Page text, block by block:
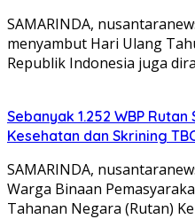
SAMARINDA,
menyambut Hari Ulang
Republik Indonesia juga
Sebanyak 1.252 WBP
Kesehatan dan Skrining
SAMARINDA,
Warga Binaan
Tahanan Negara (Rutan)